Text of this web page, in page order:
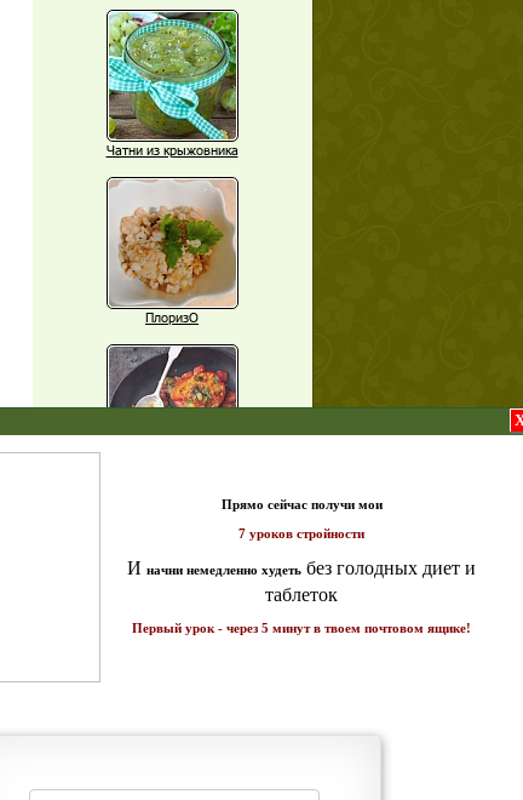
Чатни из крыжовника
ПлоризО
Еще рецепты
середине дня?